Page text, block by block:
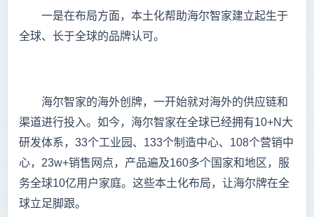
一是在布局方面，本土化帮助海尔智家建立起生于
全球、长于全球的品牌认可。
海尔智家的海外创牌，一开始就对海外的供应链和
渠道进行投入。如今，海尔智家在全球已经拥有10+N大
研发体系，33个工业园、133个制造中心、108个营销中
心，23w+销售网点，产品遍及160多个国家和地区，服
务全球10亿用户家庭。这些本土化布局，让海尔牌在全
球立足脚跟。